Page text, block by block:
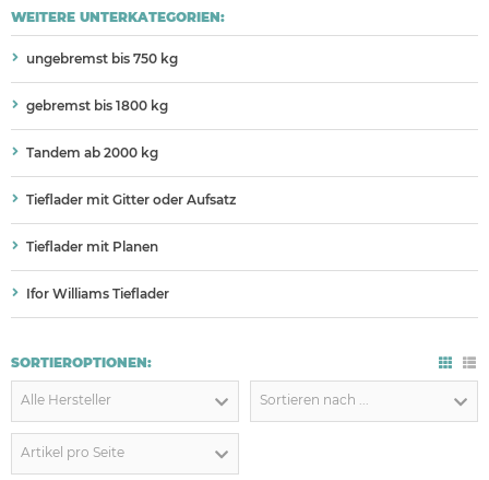
WEITERE UNTERKATEGORIEN:
ungebremst bis 750 kg
gebremst bis 1800 kg
Tandem ab 2000 kg
Tieflader mit Gitter oder Aufsatz
Tieflader mit Planen
Ifor Williams Tieflader
SORTIEROPTIONEN:
Alle Hersteller Sortieren nach ...
Artikel pro Seite